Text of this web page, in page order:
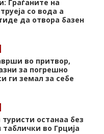
Граѓаните на
со вода а
да отвора базен
во притвор,
за погрешно
ги земал за себе
останаа без
таблички во Грција